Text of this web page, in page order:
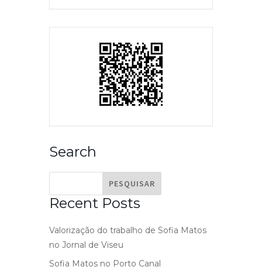
Search
Recent Posts
Valorização do trabalho de Sofia Matos
no Jornal de Viseu
Sofia Matos no Porto Canal